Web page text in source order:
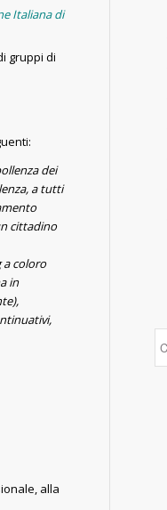
Italiana di
gruppi di
dei
a tutti
cittadino
a coloro
in
alla